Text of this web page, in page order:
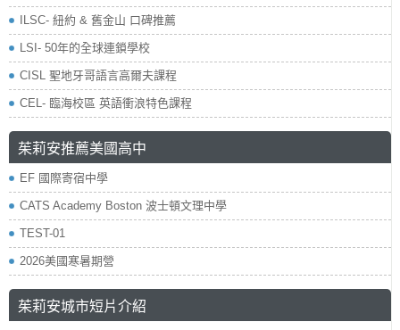
ILSC- 紐約 & 舊金山 口碑推薦
LSI- 50年的全球連鎖學校
CISL 聖地牙哥語言高爾夫課程
CEL- 臨海校區 英語衝浪特色課程
茱莉安推薦美國高中
EF 國際寄宿中學
CATS Academy Boston 波士頓文理中學
TEST-01
2026美國寒暑期營
茱莉安城市短片介紹